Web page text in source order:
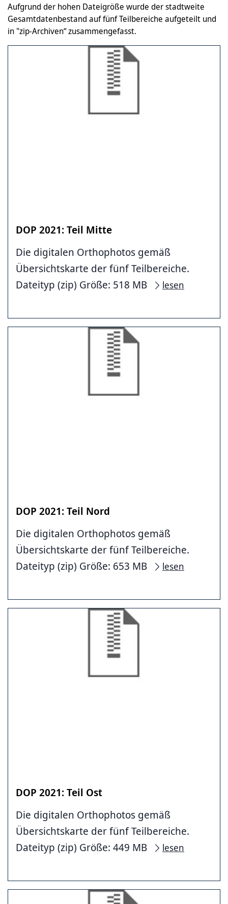
Aufgrund der hohen Dateigröße wurde der stadtweite
Gesamtdatenbestand auf fünf Teilbereiche aufgeteilt und
in "zip-Archiven“ zusammengefasst.
DOP 2021: Teil Mitte
Die digitalen Orthophotos gemäß
Übersichtskarte der fünf Teilbereiche.
Dateityp (zip) Größe: 518 MB
lesen
DOP 2021: Teil Nord
Die digitalen Orthophotos gemäß
Übersichtskarte der fünf Teilbereiche.
Dateityp (zip) Größe: 653 MB
lesen
DOP 2021: Teil Ost
Die digitalen Orthophotos gemäß
Übersichtskarte der fünf Teilbereiche.
Dateityp (zip) Größe: 449 MB
lesen